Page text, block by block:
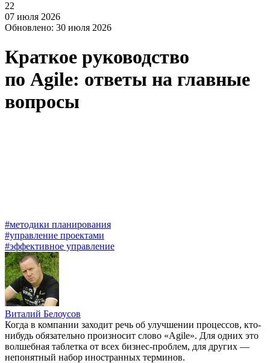
22
07 июля 2026
Обновлено: 30 июля 2026
Краткое руководство
по Agile: ответы на главные
вопросы
#методики планирования
#управление проектами
#эффективное управление
Виталий Белоусов
Когда в компании заходит речь об улучшении процессов, кто-
нибудь обязательно произносит слово «Agile». Для одних это
волшебная таблетка от всех бизнес-проблем, для других —
непонятный набор иностранных терминов.